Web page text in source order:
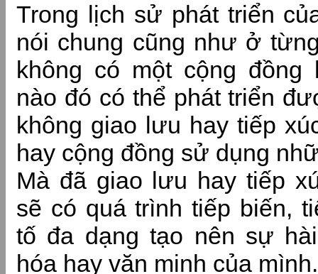
Trong lịch sử phát triển
nói chung cũng như ở
không có một cộng
nào đó có thể phát triển
không giao lưu hay tiếp
hay cộng đồng sử dụng
Mà đã giao lưu hay tiếp
sẽ có quá trình tiếp biến,
tố đa dạng tạo nên sự
hóa hay văn minh của